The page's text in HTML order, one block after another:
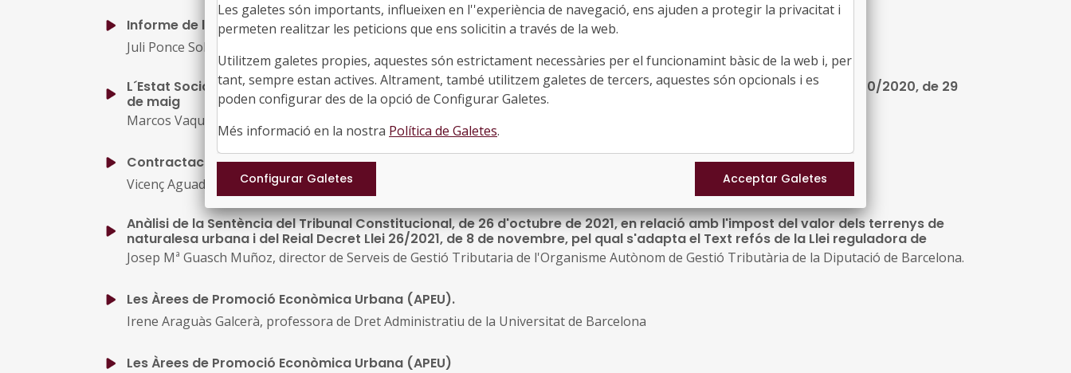
Informe de l'actualitat jurídica
Juli Ponce Solé, catedràtic de Dret Administratiu de la Universitat de Barcelona i director del Seminari de Dret Local
L´Estat Social, el nou ingrés mínim vital estatal, la renta garantida de ciutadania i el nivell local: Reial Decret-Llei 20/2020, de 29
de maig
Marcos Vaquer Caballería, catedràtic de Dret Administratiu de la Universitat Carlos III
Contractació pública responsable
Vicenç Aguado Cudolà, catedràtic de Dret Administratiu de la Universitat de Barcelona
Anàlisi de la Sentència del Tribunal Constitucional, de 26 d'octubre de 2021, en relació amb l'impost del valor dels terrenys de
naturalesa urbana i del Reial Decret Llei 26/2021, de 8 de novembre, pel qual s'adapta el Text refós de la Llei reguladora de
Josep Mª Guasch Muñoz, director de Serveis de Gestió Tributaria de l'Organisme Autònom de Gestió Tributària de la Diputació de Barcelona.
Les Àrees de Promoció Econòmica Urbana (APEU).
Irene Araguàs Galcerà, professora de Dret Administratiu de la Universitat de Barcelona
Les Àrees de Promoció Econòmica Urbana (APEU)
Les galetes són importants, influeixen en l''experiència de navegació, ens ajuden a protegir la privacitat i
permeten realitzar les peticions que ens solicitin a través de la web.
Utilitzem galetes propies, aquestes són estrictament necessàries per el funcionamint bàsic de la web i, per
tant, sempre estan actives. Altrament, també utilitzem galetes de tercers, aquestes són opcionals i es
poden configurar des de la opció de Configurar Galetes.
Més informació en la nostra Política de Galetes.